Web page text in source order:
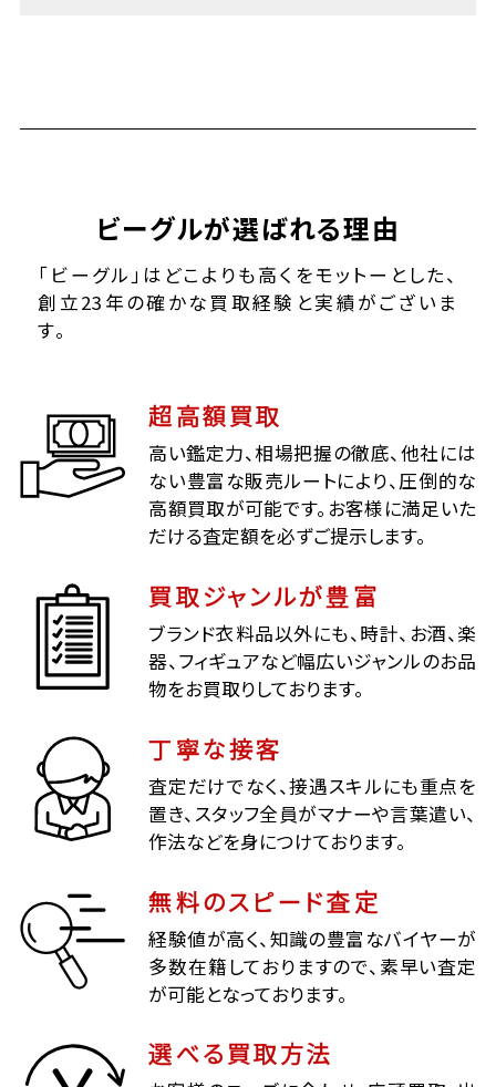
ビーグルが選ばれる理由
「ビーグル」はどこよりも高くをモットーとした、
創立23年の確かな買取経験と実績がございま
す。
超高額買取
高い鑑定力、相場把握の徹底、他社には
ない豊富な販売ルートにより、圧倒的な
高額買取が可能です。お客様に満足いた
だける査定額を必ずご提示します。
買取ジャンルが豊富
ブランド衣料品以外にも、時計、お酒、楽
器、フィギュアなど幅広いジャンルのお品
物をお買取りしております。
丁寧な接客
査定だけでなく、接遇スキルにも重点を
置き、スタッフ全員がマナーや言葉遣い、
作法などを身につけております。
無料のスピード査定
経験値が高く、知識の豊富なバイヤーが
多数在籍しておりますので、素早い査定
が可能となっております。
選べる買取方法